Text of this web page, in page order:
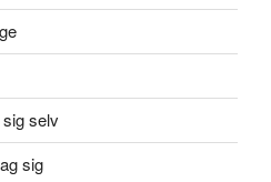
selv
sig